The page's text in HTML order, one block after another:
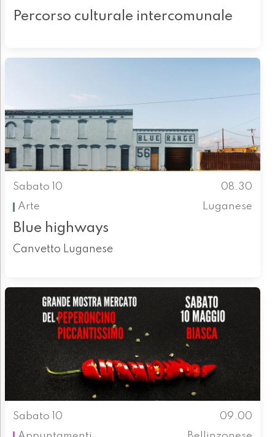
Percorso culturale intercomunale
Sabato 10
08.30
Arte
Luganese
Blue highways
Canvetto Luganese
Sabato 10
09.00